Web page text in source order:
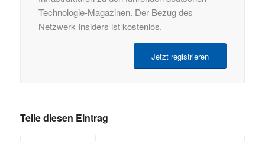
Technologie-Magazinen. Der Bezug des
Netzwerk Insiders ist kostenlos.
Jetzt registrieren
Teile diesen Eintrag